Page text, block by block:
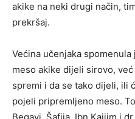
akike na neki drugi način,
prekršaj.
Većina učenjaka
meso akike dijeli sirovo,
spremi i da se tako dijeli, ili
pojeli pripremljeno meso.